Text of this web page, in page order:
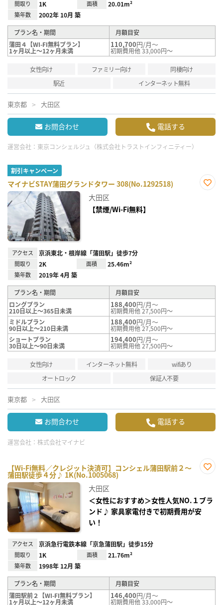
間取り 1K 面積 20.01m²
築年数 2002年 10月 築
プラン名・期間
月額目安
蒲田４【WI-FI無料プラン】
1ヶ月以上～12ヶ月未満
110,700円/月～
初期費用他 33,000円～
女性向け ファミリー向け
同棲向け
駅近
インターネット無料
東京都 大田区
お問合わせ 電話する
運営会社： 東京コンシェルジュ（株式会社トラストインフィニティー）
割引キャンペーン
マイナビSTAY蒲田グランドタワー 308(No.1292518)
大田区
【禁煙/Wi-Fi無料】
アクセス 京浜東北・根岸線「蒲田駅」徒歩7分
間取り 2K 面積 25.46m²
築年数 2019年 4月 築
プラン名・期間
月額目安
ロングプラン
210日以上～365日未満
188,400円/月～
初期費用他 27,500円～
ミドルプラン
90日以上～210日未満
188,400円/月～
初期費用他 27,500円～
ショートプラン
30日以上～90日未満
194,400円/月～
初期費用他 27,500円～
女性向け インターネット無料
wifiあり
オートロック
保証人不要
東京都 大田区
お問合わせ 電話する
運営会社： 株式会社マイナビ
【Wi-Fi無料／クレジット決済可】コンシェル蒲田駅前２～
蒲田駅徒歩４分♪ 1K(No.1005068)
録
大田区
＜女性におすすめ＞女性人気NO.１ブラ
ンド♪ 家具家電付きで初期費用が安
い！
アクセス 京浜急行電鉄本線「京急蒲田駅」徒歩15分
間取り 1K 面積 21.76m²
築年数 1998年 12月 築
プラン名・期間
月額目安
蒲田駅前２【WI-FI無料プラン】
1ヶ月以上～12ヶ月未満
146,400円/月～
初期費用他 33,000円～